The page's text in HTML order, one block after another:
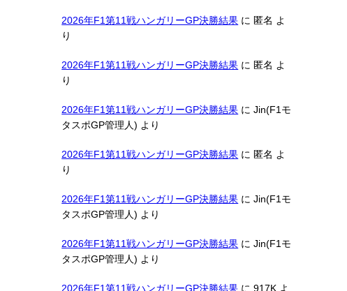
2026年F1第11戦ハンガリーGP決勝結果 に 匿名 よ
り
2026年F1第11戦ハンガリーGP決勝結果 に 匿名 よ
り
2026年F1第11戦ハンガリーGP決勝結果 にJin(F1モ
タスポGP管理人) より
2026年F1第11戦ハンガリーGP決勝結果 に 匿名 よ
り
2026年F1第11戦ハンガリーGP決勝結果 にJin(F1モ
タスポGP管理人) より
2026年F1第11戦ハンガリーGP決勝結果 にJin(F1モ
タスポGP管理人) より
2026年F1第11戦ハンガリーGP決勝結果 に917K よ